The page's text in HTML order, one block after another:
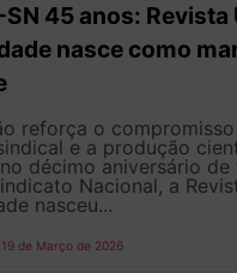
SN 45 anos:
nasce como
reforça o
e a produção
no décimo aniversário
Nacional, a
nasceu...
de Março de 2026